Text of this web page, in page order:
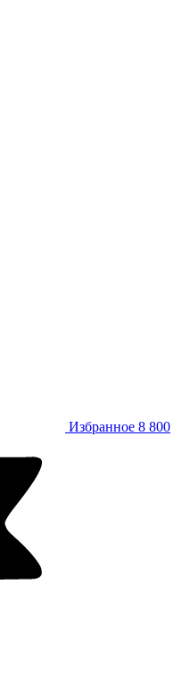
Избранное 8 800